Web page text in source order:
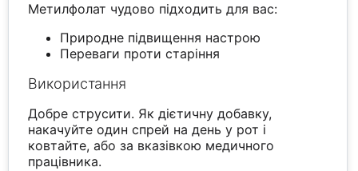
Метилфолат чудово підходить для вас:
Природне підвищення настрою
Переваги проти старіння
Використання
Добре струсити. Як дієтичну добавку,
накачуйте один спрей на день у рот і
ковтайте, або за вказівкою медичного
працівника.